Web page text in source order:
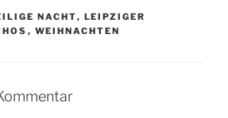
NACHT, LEIPZIGER
, WEIHNACHTEN